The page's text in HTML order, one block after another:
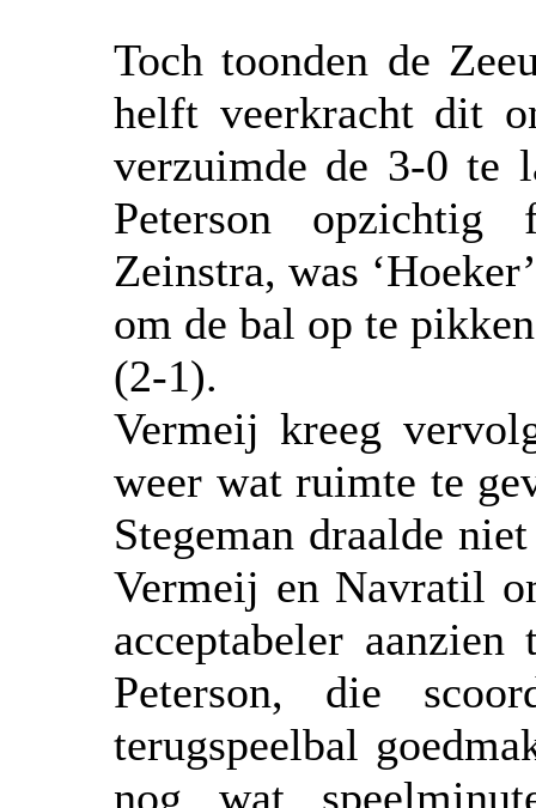
Toch toonden de
helft veerkracht dit
verzuimde de 3-0 te
Peterson opzichtig
Zeinstra, was
om de bal op te
(2-1).
Vermeij kreeg
weer wat ruimte te
Stegeman draalde
Vermeij en Navratil
acceptabeler
Peterson, die
terugspeelbal
nog wat